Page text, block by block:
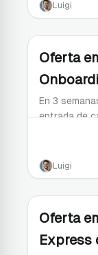
Luigi
Oferta
En 3
entrada de
tener un
Luigi
Oferta
Express